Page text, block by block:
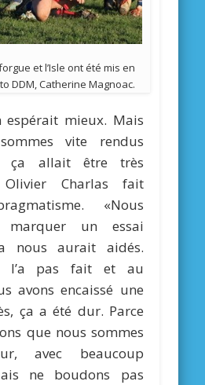
et l’Isle ont été mis en
DDM, Catherine Magnoac.
espérait mieux. Mais
vite rendus
ça allait être très
Olivier Charlas fait
«Nous
un essai
nous aurait aidés.
l’a pas fait et au
avons encaissé une
ça a été dur. Parce
que nous sommes
avec beaucoup
ne boudons pas